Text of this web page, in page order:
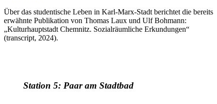
Über das studentische Leben in Karl-Marx-Stadt berichtet die bereits
erwähnte Publikation von Thomas Laux und Ulf Bohmann:
„Kulturhauptstadt Chemnitz. Sozialräumliche Erkundungen“
(transcript, 2024).
Station 5: Paar am Stadtbad